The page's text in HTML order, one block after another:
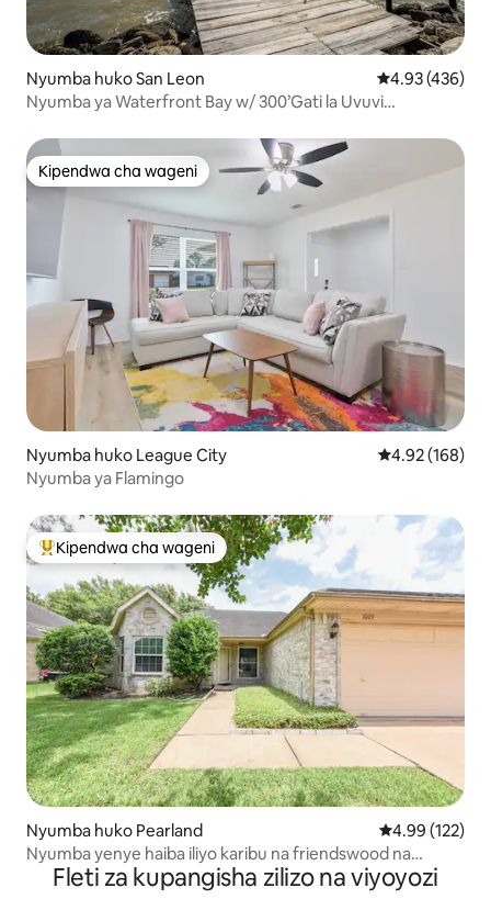
Nyumba huko San Leon Ukadiriaji wa
4.93 (436)
Nyumba ya Waterfront Bay w/ 300’Gati la Uvuvi
Kipendwa cha wageni
Kipendwa cha wageni
Nyumba huko League City Ukadiriaji wa
4.92 (168)
Nyumba ya Flamingo
Kipendwa maarufu cha wageni
Kipendwa cha wageni
Nyumba huko Pearland Ukadiriaji wa
4.99 (122)
Nyumba yenye haiba iliyo karibu na friendswood na
ImperA
Fleti za kupangisha zilizo na viyoyozi